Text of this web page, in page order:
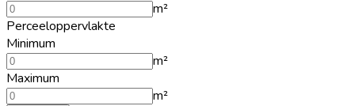
m²
Perceeloppervlakte
Minimum
m²
Maximum
m²